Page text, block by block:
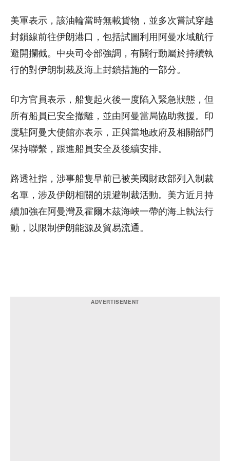
美軍表示，該油輪當時無載貨物，並多次嘗試穿越
封鎖線前往伊朗港口，包括試圖利用阿曼水域航行
避開攔截。中央司令部強調，有關行動屬於持續執
行的對伊朗制裁及海上封鎖措施的一部分。
印方官員表示，船隻起火後一度陷入緊急狀態，但
所有船員已安全撤離，並由阿曼當局協助救援。印
度駐阿曼大使館亦表示，正與當地政府及相關部門
保持聯繫，跟進船員安全及後續安排。
路透社指，涉事船隻早前已被美國財政部列入制裁
名單，涉及伊朗相關的規避制裁活動。美方近月持
續加強在阿曼灣及霍爾木茲海峽一帶的海上執法行
動，以限制伊朗能源及貿易流通。